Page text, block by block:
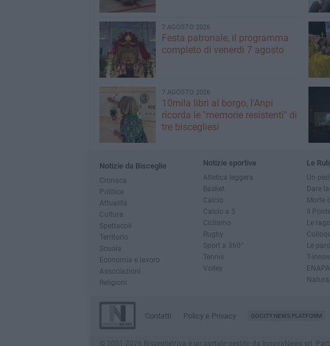
7 AGOSTO 2026
Festa patronale, il programma
completo di venerdì 7 agosto
7 AGOSTO 2026
10mila libri al borgo, l'Anpi
ricorda le "memorie resistenti" di
tre biscegliesi
Notizie da Bisceglie
Cronaca
Politica
Attualità
Cultura
Spettacoli
Territorio
Scuola
Economia e lavoro
Associazioni
Religioni
Notizie sportive
Atletica leggera
Basket
Calcio
Calcio a 5
Ciclismo
Rugby
Sport a 360°
Tennis
Volley
Le
Un
Dare
Morte
Il
Le
Le
T-
Contatti Policy e Privacy GOCITY NEWS PLATFORM
© 2001-2026 BisceglieViva è un portale gestito da InnovaNews srl.